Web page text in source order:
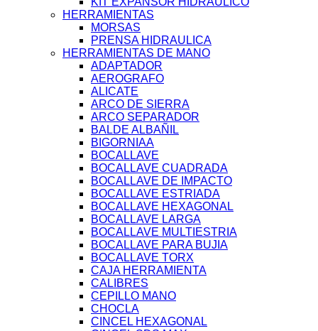
HERRAMIENTAS
MORSAS
PRENSA HIDRAULICA
HERRAMIENTAS DE MANO
ADAPTADOR
AEROGRAFO
ALICATE
ARCO DE SIERRA
ARCO SEPARADOR
BALDE ALBAÑIL
BIGORNIAA
BOCALLAVE
BOCALLAVE CUADRADA
BOCALLAVE DE IMPACTO
BOCALLAVE ESTRIADA
BOCALLAVE HEXAGONAL
BOCALLAVE LARGA
BOCALLAVE MULTIESTRIA
BOCALLAVE PARA BUJIA
BOCALLAVE TORX
CAJA HERRAMIENTA
CALIBRES
CEPILLO MANO
CHOCLA
CINCEL HEXAGONAL